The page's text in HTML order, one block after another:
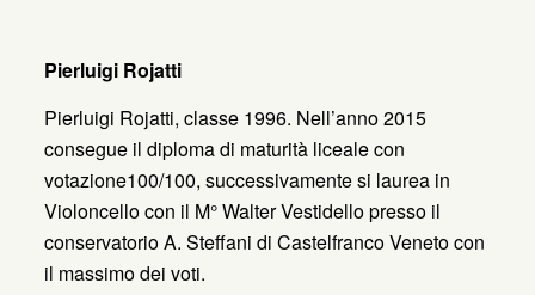
Pierluigi Rojatti
Pierluigi Rojatti, classe 1996. Nell’anno 2015
consegue il diploma di maturità liceale con
votazione100/100, successivamente si laurea in
Violoncello con il M° Walter Vestidello presso il
conservatorio A. Steffani di Castelfranco Veneto con
il massimo dei voti.